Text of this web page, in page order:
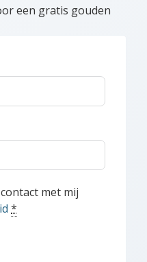
een gratis gouden
met mij
*